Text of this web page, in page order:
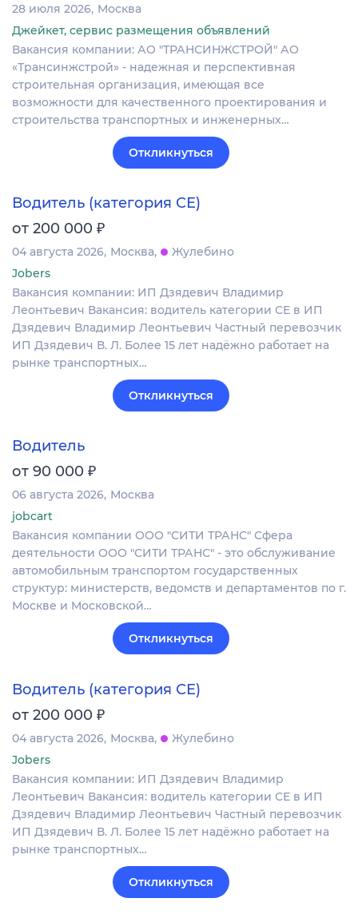
28 июля 2026 Москва
Джейкет, сервис размещения объявлений
Вакансия компании: АО "ТРАНСИНЖСТРОЙ" АО
«Трансинжстрой» - надежная и перспективная
строительная организация, имеющая все
возможности для качественного проектирования и
строительства транспортных и инженерных…
Откликнуться
Водитель (категория СЕ)
от 200 000 ₽
04 августа 2026 Москва
Жулебино
Jobers
Вакансия компании: ИП Дзядевич Владимир
Леонтьевич Вакансия: водитель категории СЕ в ИП
Дзядевич Владимир Леонтьевич Частный перевозчик
ИП Дзядевич В. Л. Более 15 лет надёжно работает на
рынке транспортных…
Откликнуться
Водитель
от 90 000 ₽
06 августа 2026 Москва
jobcart
Вакансия компании ООО "СИТИ ТРАНС" Сфера
деятельности ООО "СИТИ ТРАНС" - это обслуживание
автомобильным транспортом государственных
структур: министерств, ведомств и департаментов по г.
Москве и Московской…
Откликнуться
Водитель (категория СЕ)
от 200 000 ₽
04 августа 2026 Москва
Жулебино
Jobers
Вакансия компании: ИП Дзядевич Владимир
Леонтьевич Вакансия: водитель категории СЕ в ИП
Дзядевич Владимир Леонтьевич Частный перевозчик
ИП Дзядевич В. Л. Более 15 лет надёжно работает на
рынке транспортных…
Откликнуться